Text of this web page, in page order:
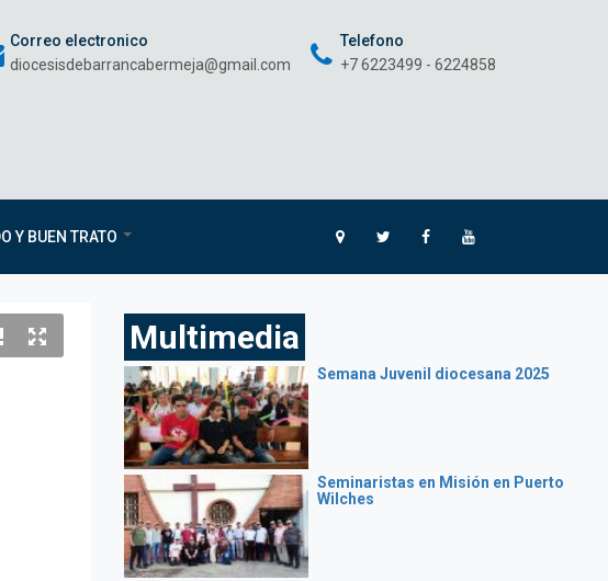
Correo electronico
diocesisdebarrancabermeja@gmail.com
Telefono
+7 6223499 - 6224858
Y BUEN TRATO
Multimedia
Semana Juvenil diocesana 2025
Seminaristas en Misión en Puerto
Wilches